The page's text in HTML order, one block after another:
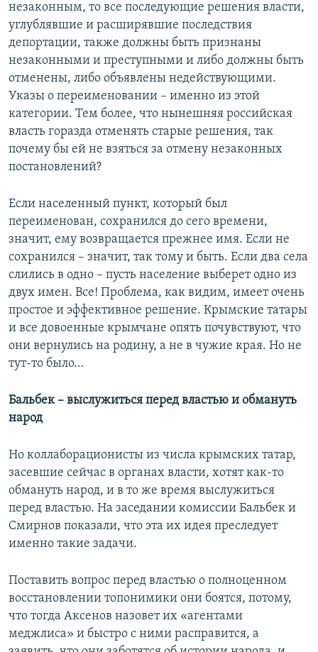
незаконным, то все последующие решения власти,
углублявшие и расширявшие последствия
депортации, также должны быть признаны
незаконными и преступными и либо должны быть
отменены, либо объявлены недействующими.
Указы о переименовании – именно из этой
категории. Тем более, что нынешняя российская
власть горазда отменять старые решения, так
почему бы ей не взяться за отмену незаконных
постановлений?
Если населенный пункт, который был
переименован, сохранился до сего времени,
значит, ему возвращается прежнее имя. Если не
сохранился – значит, так тому и быть. Если два села
слились в одно – пусть население выберет одно из
двух имен. Все! Проблема, как видим, имеет очень
простое и эффективное решение. Крымские татары
и все довоенные крымчане опять почувствуют, что
они вернулись на родину, а не в чужие края. Но не
тут-то было…
Бальбек – выслужиться перед властью и обмануть
народ
Но коллаборационисты из числа крымских татар,
засевшие сейчас в органах власти, хотят как-то
обмануть народ, и в то же время выслужиться
перед властью. На заседании комиссии Бальбек и
Смирнов показали, что эта их идея преследует
именно такие задачи.
Поставить вопрос перед властью о полноценном
восстановлении топонимики они боятся, потому,
что тогда Аксенов назовет их «агентами
меджлиса» и быстро с ними расправится, а